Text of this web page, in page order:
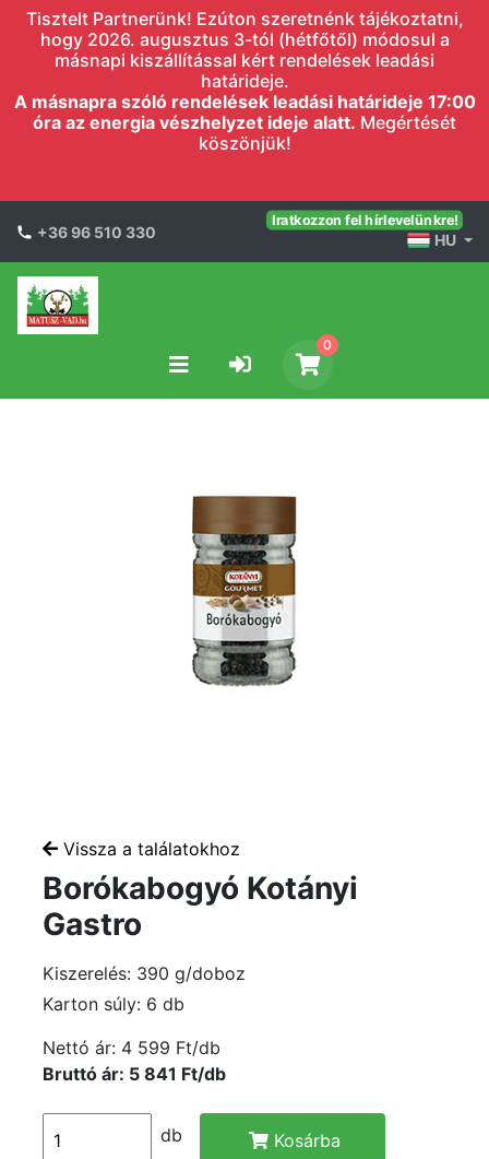
Tisztelt Partnerünk! Ezúton szeretnénk tájékoztatni,
hogy 2026. augusztus 3-tól (hétfőtől) módosul a
másnapi kiszállítással kért rendelések leadási
határideje.
A másnapra szóló rendelések leadási határideje 17:00
óra az energia vészhelyzet ideje alatt. Megértését
köszönjük!
+36 96 510 330
Iratkozzon fel hírlevelünkre!
HU
0
Vissza a találatokhoz
Borókabogyó Kotányi
Gastro
Kiszerelés: 390 g/doboz
Karton súly: 6 db
Nettó ár: 4 599 Ft/db
Bruttó ár: 5 841 Ft/db
db Kosárba